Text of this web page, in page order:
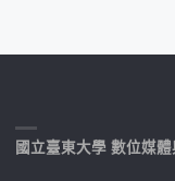
國立臺東大學 數位媒